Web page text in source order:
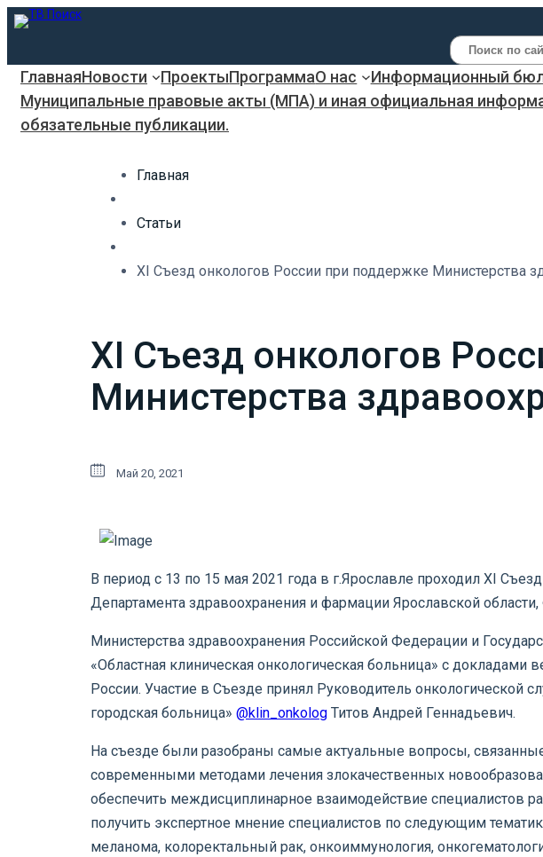
Поиск
ГлавнаяНовости ПроектыПрограммаО нас
Информационный
Муниципальные правовые акты (МПА) и иная официальная
обязательные публикации.
Главная
Статьи
XI Съезд онкологов России при поддержке Министерства
XI Съезд онкологов
Министерства
Май 20, 2021
В период с 13 по 15 мая 2021 года в г.Ярославле проходил XI
Департамента здравоохранения и фармации Ярославской
Министерства здравоохранения Российской Федерации и
«Областная клиническая онкологическая больница» с
России. Участие в Съезде принял Руководитель
городская больница» @klin_onkolog Титов Андрей Геннадьевич.
На съезде были разобраны самые актуальные вопросы,
современными методами лечения злокачественных
обеспечить междисциплинарное взаимодействие специалистов
получить экспертное мнение специалистов по следующим
меланома, колоректальный рак, онкоиммунология,